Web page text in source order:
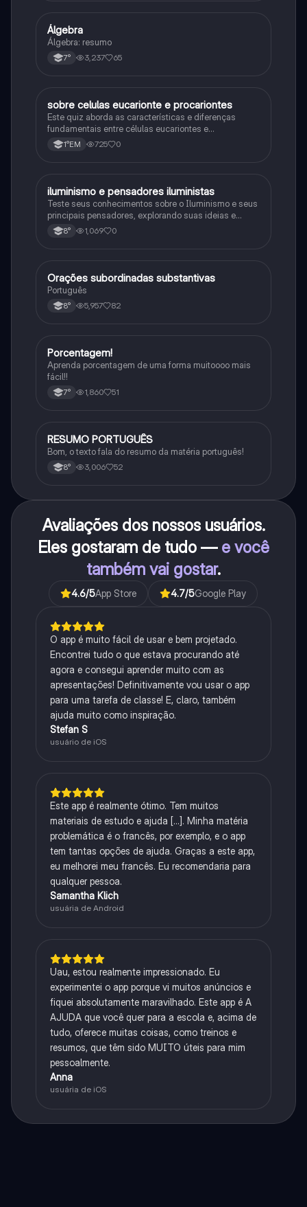
Matematica
Álgebra
Álgebra: resumo
7° 3,237 65
Biologia
sobre celulas eucarionte e procariontes
Este quiz aborda as características e diferenças
fundamentais entre células eucariontes e
procariontes.
1°EM 725 0
História
iluminismo e pensadores iluministas
Teste seus conhecimentos sobre o Iluminismo e seus
principais pensadores, explorando suas ideias e
impacto histórico.
8° 1,069 0
Português
Orações subordinadas substantivas
Português
8° 5,957 82
Matematica
Porcentagem!
Aprenda porcentagem de uma forma muitoooo mais
fácil!!
7° 1,860 51
Português
RESUMO PORTUGUÊS
Bom, o texto fala do resumo da matéria português!
8° 3,006 52
Avaliações dos nossos usuários.
Eles gostaram de tudo — e você
também vai gostar.
4.6/5App Store 4.7/5Google Play
O app é muito fácil de usar e bem projetado.
Encontrei tudo o que estava procurando até
agora e consegui aprender muito com as
apresentações! Definitivamente vou usar o app
para uma tarefa de classe! E, claro, também
ajuda muito como inspiração.
Stefan S
usuário de iOS
Este app é realmente ótimo. Tem muitos
materiais de estudo e ajuda [...]. Minha matéria
problemática é o francês, por exemplo, e o app
tem tantas opções de ajuda. Graças a este app,
eu melhorei meu francês. Eu recomendaria para
qualquer pessoa.
Samantha Klich
usuária de Android
Uau, estou realmente impressionado. Eu
experimentei o app porque vi muitos anúncios e
fiquei absolutamente maravilhado. Este app é A
AJUDA que você quer para a escola e, acima de
tudo, oferece muitas coisas, como treinos e
resumos, que têm sido MUITO úteis para mim
pessoalmente.
Anna
usuária de iOS